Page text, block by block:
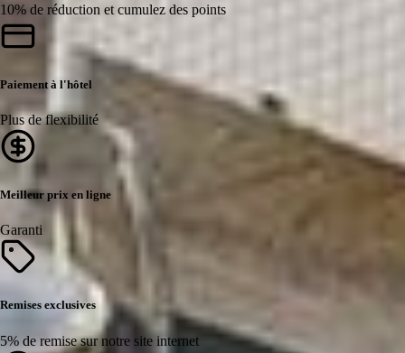
10% de réduction et cumulez des points
Paiement à l'hôtel
Plus de flexibilité
Meilleur prix en ligne
Garanti
Remises exclusives
5% de remise sur notre site internet